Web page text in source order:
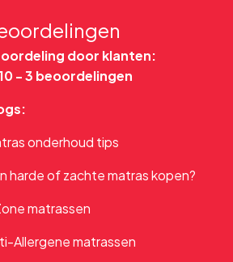
door klanten:
-3 beoordelingen
onderhoud tips
harde of zachte matras kopen?
matrassen
Allergene matrassen